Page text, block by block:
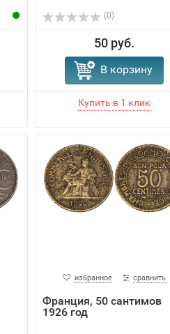
(0)
50 руб.
В корзину
избранное сравнить
Франция, 50 сантимов
1926 год